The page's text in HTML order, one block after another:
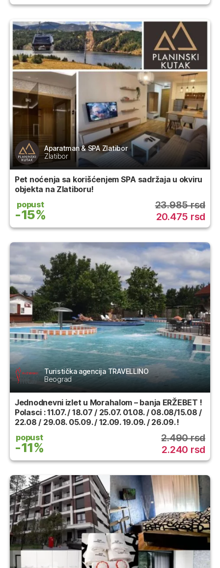
Aparatman & SPA Zlatibor
Zlatibor
Pet noćenja sa korišćenjem SPA sadržaja u okviru
objekta na Zlatiboru!
popust
-15%
23.985 rsd
20.475 rsd
Turistička agencija TRAVELLINO
Beograd
Jednodnevni izlet u Morahalom – banja ERŽEBET !
Polasci : 11.07. / 18.07 / 25.07. 01.08. / 08.08/15.08 /
22.08 / 29.08. 05.09. / 12.09. 19.09. / 26.09. !
popust
-11%
2.490 rsd
2.240 rsd